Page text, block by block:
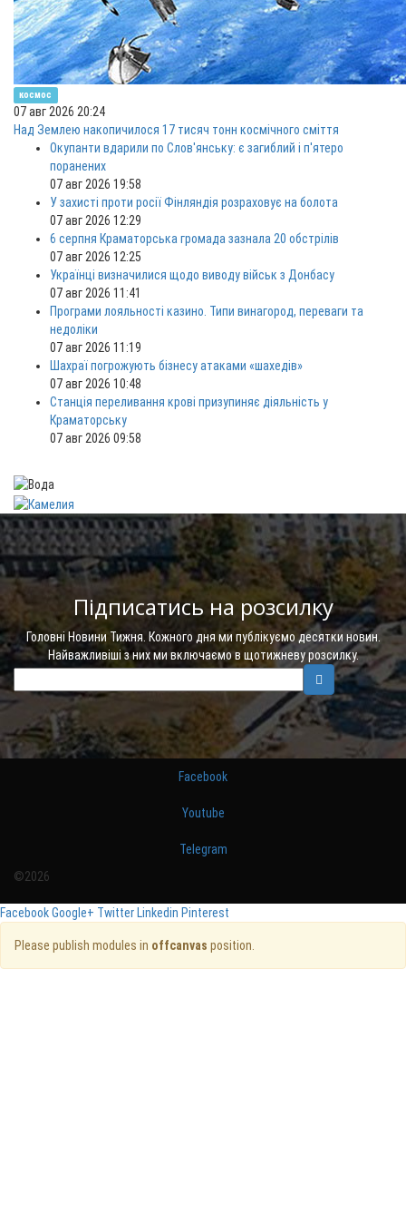
космос
07 авг 2026 20:24
Над Землею накопичилося 17 тисяч тонн космічного сміття
Окупанти вдарили по Слов'янську: є загиблий і п'ятеро
поранених
07 авг 2026 19:58
У захисті проти росії Фінляндія розраховує на болота
07 авг 2026 12:29
6 серпня Краматорська громада зазнала 20 обстрілів
07 авг 2026 12:25
Українці визначилися щодо виводу військ з Донбасу
07 авг 2026 11:41
Програми лояльності казино. Типи винагород, переваги та
недоліки
07 авг 2026 11:19
Шахраї погрожують бізнесу атаками «шахедів»
07 авг 2026 10:48
Станція переливання крові призупиняє діяльність у
Краматорську
07 авг 2026 09:58
Підписатись на розсилку
Головні Новини Тижня. Кожного дня ми публікуємо десятки новин.
Найважливіші з них ми включаємо в щотижневу розсилку.
Facebook
Youtube
Telegram
©2026
FacebookGoogle+ TwitterLinkedin Pinterest
Please publish modules in offcanvas position.